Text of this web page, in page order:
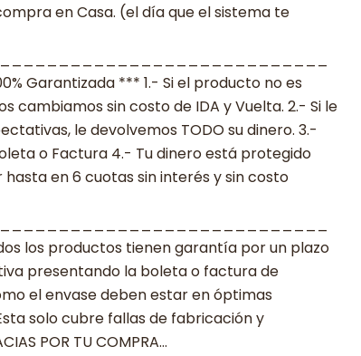
en Casa. (el día que el sistema te
Garantizada *** 1.- Si el producto no es
cambiamos sin costo de IDA y Vuelta. 2.- Si le
le devolvemos TODO su dinero. 3.-
o Factura 4.- Tu dinero está protegido
en 6 cuotas sin interés y sin costo
los productos tienen garantía por un plazo
presentando la boleta o factura de
el envase deben estar en óptimas
solo cubre fallas de fabricación y
POR TU COMPRA…